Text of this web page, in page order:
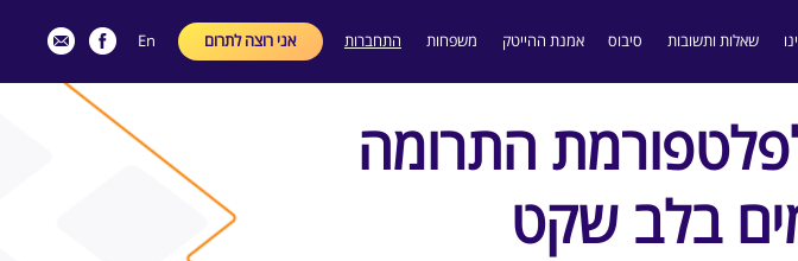
שאלות ותשובות סיבוס אמנת ההייטק משפחות התחברות אני רוצה לתרום En
התרומה
בלב שקט